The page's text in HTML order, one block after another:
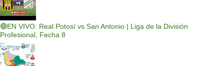
🔴EN VIVO: Real Potosí vs San Antonio | Liga de la División
Profesional, Fecha 8